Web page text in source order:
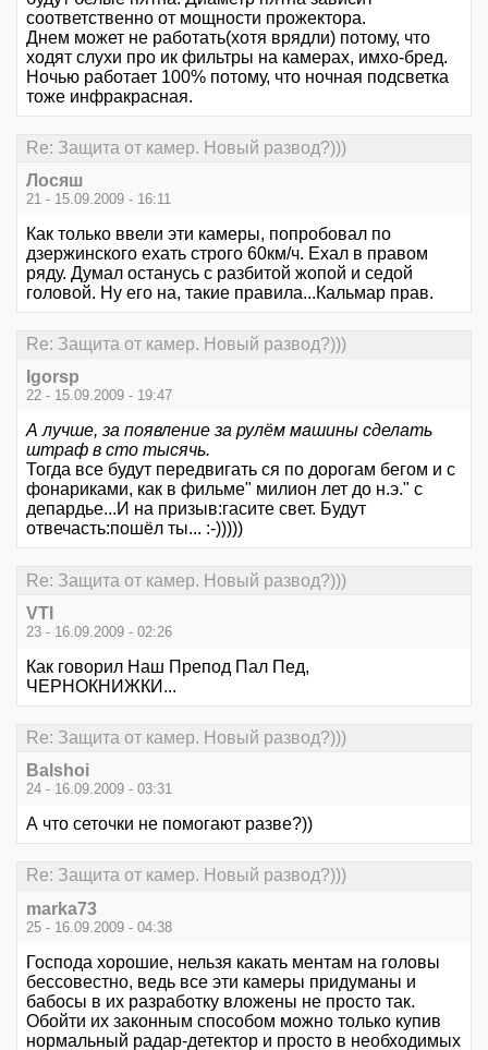
соответственно от мощности прожектора.
Днем может не работать(хотя врядли) потому, что
ходят слухи про ик фильтры на камерах, имхо-бред.
Ночью работает 100% потому, что ночная подсветка
тоже инфракрасная.
Re: Защита от камер. Новый развод?)))
Лосяш
21 - 15.09.2009 - 16:11
Как только ввели эти камеры, попробовал по
дзержинского ехать строго 60км/ч. Ехал в правом
ряду. Думал останусь с разбитой жопой и седой
головой. Ну его на, такие правила...Кальмар прав.
Re: Защита от камер. Новый развод?)))
Igorsp
22 - 15.09.2009 - 19:47
А лучше, за появление за рулём машины сделать
штраф в сто тысячь.
Тогда все будут передвигать ся по дорогам бегом и с
фонариками, как в фильме" милион лет до н.э." с
депардье...И на призыв:гасите свет. Будут
отвечасть:пошёл ты... :-)))))
Re: Защита от камер. Новый развод?)))
VTI
23 - 16.09.2009 - 02:26
Как говорил Наш Препод Пал Пед,
ЧЕРНОКНИЖКИ...
Re: Защита от камер. Новый развод?)))
Balshoi
24 - 16.09.2009 - 03:31
А что сеточки не помогают разве?))
Re: Защита от камер. Новый развод?)))
marka73
25 - 16.09.2009 - 04:38
Господа хорошие, нельзя какать ментам на головы
бессовестно, ведь все эти камеры придуманы и
бабосы в их разработку вложены не просто так.
Обойти их законным способом можно только купив
нормальный радар-детектор и просто в необходимых